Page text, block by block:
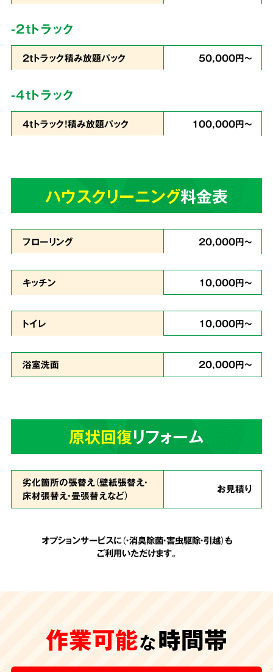
私たちは片づけで出たゴミの処分から、不用品
の買取りまでをワンストップで行っています。
業界最安値を目指したサービスでお客様満足度
4
あらゆる状況に
スピーディーに対応
どんな現場
でも対応
のが難しいという状態でも作業致します。
まで積み上げられたゴミも、虫の湧いたゴミも
追加費用は一切なし
一切なし
-2tトラック
2tトラック積み放題パック 50,000円～
-4tトラック
4tトラック！積み放題パック 100,000円～
ハウスクリーニング料金表
フローリング 20,000円～
キッチン 10,000円～
トイレ 10,000円～
浴室洗面 20,000円～
原状回復リフォーム
劣化箇所の張替え（壁紙張替え・
床材張替え・畳張替えなど）
お見積り
オプションサービスに（・消臭除菌・害虫駆除・引越）も
ご利用いただけます。
作業可能な時間帯